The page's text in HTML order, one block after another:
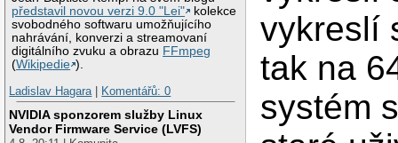
představil novou verzi 9.0 "Lei"
kolekce
svobodného softwaru umožňujícího
nahrávání, konverzi a streamovaní
digitálního zvuku a obrazu FFmpeg
(Wikipedie ).
Ladislav Hagara| Komentářů: 0
NVIDIA sponzorem služby Linux
Vendor Firmware Service (LVFS)
vykreslí
tak na
systém